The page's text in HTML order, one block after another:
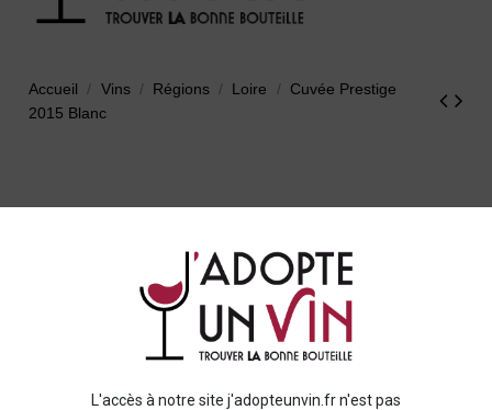
L'accès à notre site j'adopteunvin.fr n'est pas
Accueil Vins Régions Loire
Cuvée Prestige
2015 Blanc